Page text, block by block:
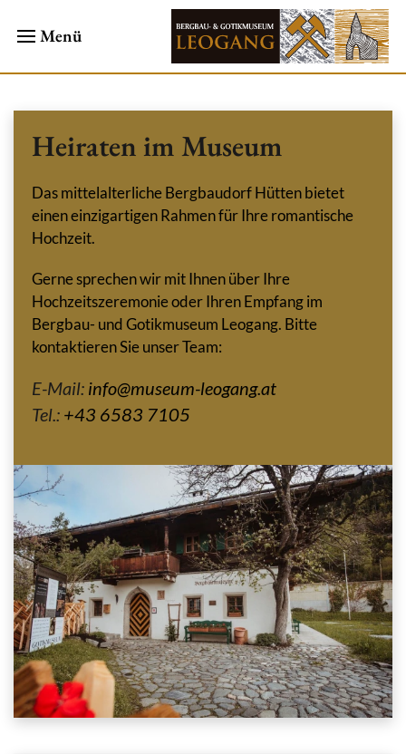
Menü
Heiraten im Museum
Das mittelalterliche Bergbaudorf Hütten bietet
einen einzigartigen Rahmen für Ihre romantische
Hochzeit.
Gerne sprechen wir mit Ihnen über Ihre
Hochzeitszeremonie oder Ihren Empfang im
Bergbau- und Gotikmuseum Leogang. Bitte
kontaktieren Sie unser Team:
E-Mail: info@museum-leogang.at
Tel.: +43 6583 7105